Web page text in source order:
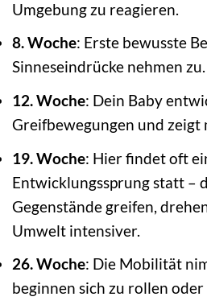
Umgebung zu reagieren.
8. Woche: Erste bewusste
Sinneseindrücke nehmen zu.
12. Woche: Dein Baby
Greifbewegungen und zeigt
19. Woche: Hier findet oft
Entwicklungssprung statt –
Gegenstände greifen,
Umwelt intensiver.
26. Woche: Die Mobilität
beginnen sich zu rollen